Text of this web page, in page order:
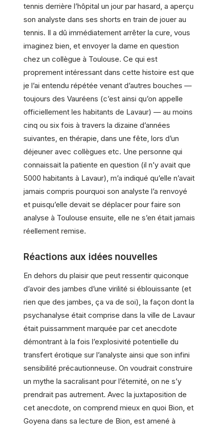
tennis derrière l’hôpital un jour par hasard, a aperçu
son analyste dans ses shorts en train de jouer au
tennis. Il a dû immédiatement arrêter la cure, vous
imaginez bien, et envoyer la dame en question
chez un collègue à Toulouse. Ce qui est
proprement intéressant dans cette histoire est que
je l’ai entendu répétée venant d’autres bouches —
toujours des Vauréens (c’est ainsi qu’on appelle
officiellement les habitants de Lavaur) — au moins
cinq ou six fois à travers la dizaine d’années
suivantes, en thérapie, dans une fête, lors d’un
déjeuner avec collègues etc. Une personne qui
connaissait la patiente en question (il n’y avait que
5000 habitants à Lavaur), m’a indiqué qu’elle n’avait
jamais compris pourquoi son analyste l’a renvoyé
et puisqu’elle devait se déplacer pour faire son
analyse à Toulouse ensuite, elle ne s’en était jamais
réellement remise.
Réactions aux idées nouvelles
En dehors du plaisir que peut ressentir quiconque
d’avoir des jambes d’une virilité si éblouissante (et
rien que des jambes, ça va de soi), la façon dont la
psychanalyse était comprise dans la ville de Lavaur
était puissamment marquée par cet anecdote
démontrant à la fois l’explosivité potentielle du
transfert érotique sur l’analyste ainsi que son infini
sensibilité précautionneuse. On voudrait construire
un mythe la sacralisant pour l’éternité, on ne s’y
prendrait pas autrement. Avec la juxtaposition de
cet anecdote, on comprend mieux en quoi Bion, et
Goyena dans sa lecture de Bion, est amené à